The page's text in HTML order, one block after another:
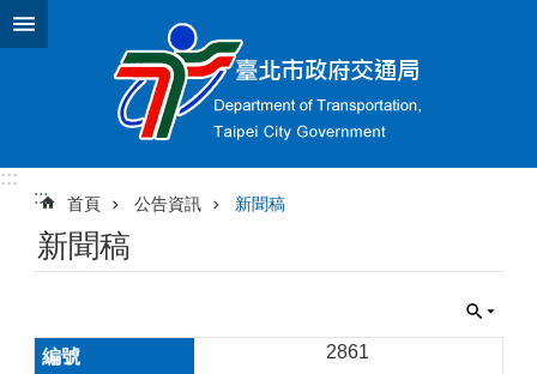
跳到主要內容區塊
:::
:::
首頁 公告資訊 新聞稿
新聞稿
2861